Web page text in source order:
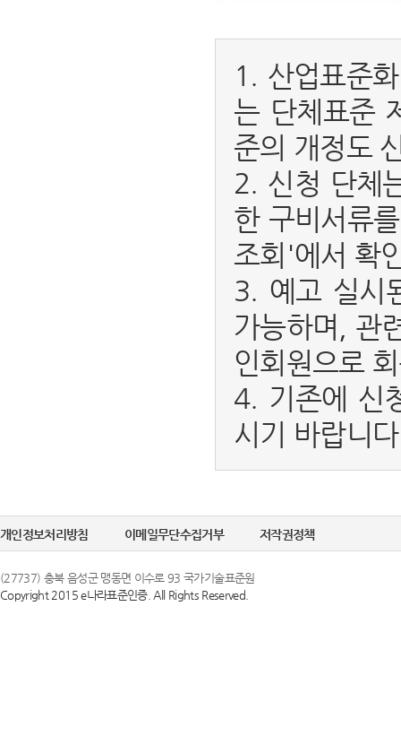
1. 산업표준
는 단체표준
준의 개정도
2. 신청 단체
한 구비서류
조회'에서 확
3. 예고 실시
가능하며, 관
인회원으로
4. 기존에 신
시기 바랍니
개인정보처리방침 이메일무단수집거부 저작권정책
(27737) 충북 음성군 맹동면 이수로 93 국가기술표준원
Copyright 2015 e나라표준인증. All Rights Reserved.